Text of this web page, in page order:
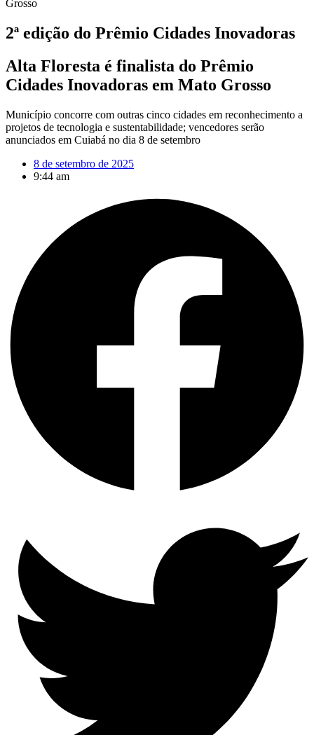
Grosso
2ª edição do Prêmio Cidades Inovadoras
Alta Floresta é finalista do Prêmio
Cidades Inovadoras em Mato Grosso
Município concorre com outras cinco cidades em reconhecimento a
projetos de tecnologia e sustentabilidade; vencedores serão
anunciados em Cuiabá no dia 8 de setembro
8 de setembro de 2025
9:44 am